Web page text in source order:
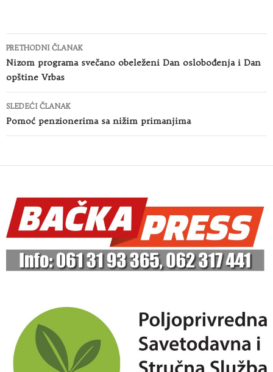
Kretanje
članaka
PRETHODNI ČLANAK
Nizom programa svečano obeleženi Dan oslobođenja i Dan
opštine Vrbas
SLEDEĆI ČLANAK
Pomoć penzionerima sa nižim primanjima